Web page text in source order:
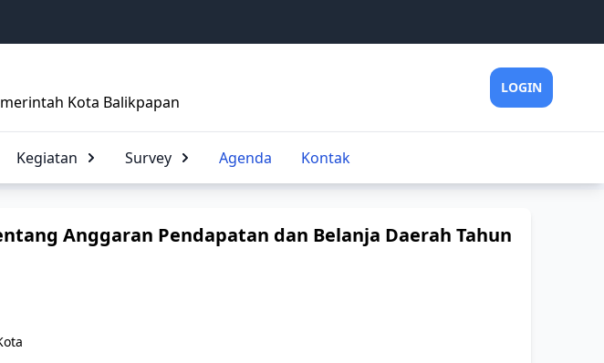
Kota Balikpapan
LOGIN
Kegiatan Survey Agenda Kontak
Anggaran Pendapatan dan Belanja Daerah Tahun